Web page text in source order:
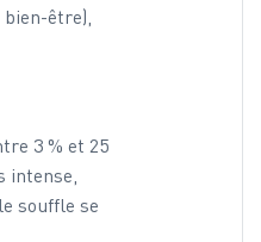
être),
3 % et 25
intense,
souffle se